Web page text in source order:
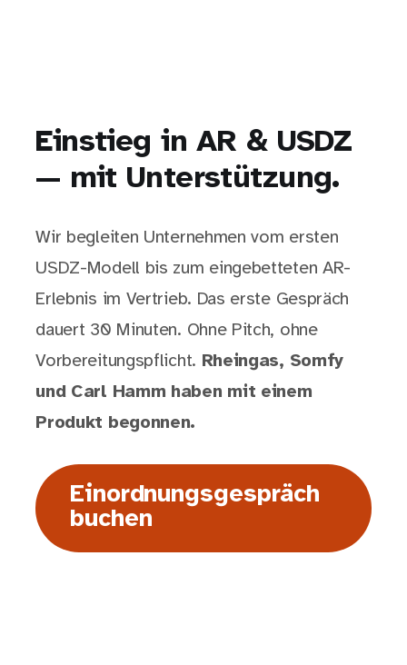
Einstieg in AR & USDZ
— mit Unterstützung.
Wir begleiten Unternehmen vom ersten
USDZ-Modell bis zum eingebetteten AR-
Erlebnis im Vertrieb. Das erste Gespräch
dauert 30 Minuten. Ohne Pitch, ohne
Vorbereitungspflicht. Rheingas, Somfy
und Carl Hamm haben mit einem
Produkt begonnen.
Einordnungsgespräch
buchen